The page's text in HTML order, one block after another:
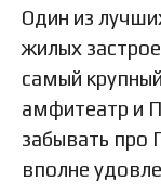
Один из
жилых
самый
амфитеатр и
забывать про
вполне